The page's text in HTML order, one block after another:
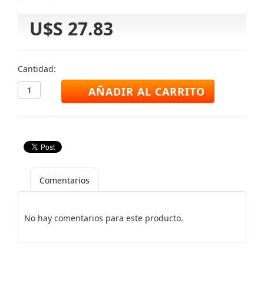
U$S 27.83
Cantidad:
Comentarios
No hay comentarios para este producto.